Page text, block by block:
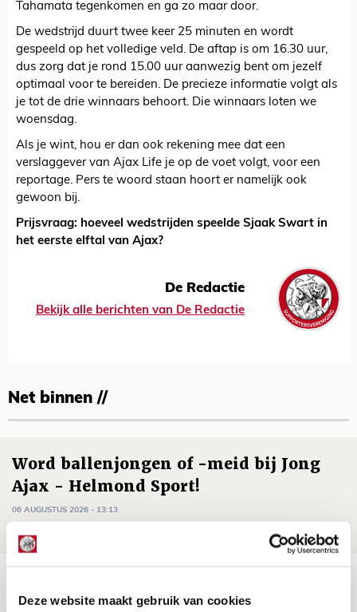
Deze website maakt gebruik van cookies
Tahamata tegenkomen en ga zo maar door.
De wedstrijd duurt twee keer 25 minuten en wordt
gespeeld op het volledige veld. De aftap is om 16.30 uur,
dus zorg dat je rond 15.00 uur aanwezig bent om jezelf
optimaal voor te bereiden. De precieze informatie volgt als
je tot de drie winnaars behoort. Die winnaars loten we
woensdag.
Als je wint, hou er dan ook rekening mee dat een
verslaggever van Ajax Life je op de voet volgt, voor een
reportage. Pers te woord staan hoort er namelijk ook
gewoon bij.
Prijsvraag: hoeveel wedstrijden speelde Sjaak Swart in
het eerste elftal van Ajax?
De Redactie
Bekijk alle berichten van De Redactie
Net binnen //
Word ballenjongen of -meid bij Jong
Ajax - Helmond Sport!
06 AUGUSTUS 2026 - 13:13
met Telstar?